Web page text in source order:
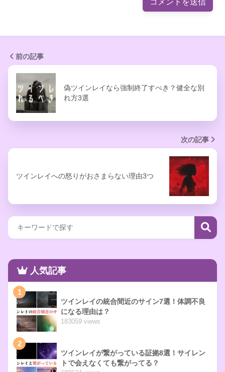
前の記事
偽ツインレイなら強制終了すべき？健全な別
れ方3選
次の記事
ツインレイへの怒りがおさまらない理由3つ
人気記事
1
ツインレイの統合間近のサイン7選！体調不良
になる理由は？
183059 views
2
ツインレイが繋がっている証拠8選！サイレン
トで会えなくても繋がってる？